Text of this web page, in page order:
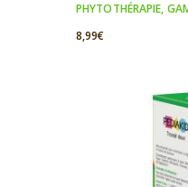
PHYTOTHÉRAPIE,
8,99€